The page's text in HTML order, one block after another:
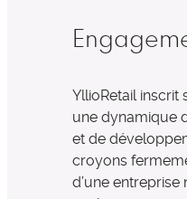
YllioRetail inscrit
une dynamique
et de
croyons
d’une entreprise